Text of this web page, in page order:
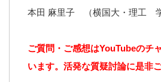
本田 麻里子 （横国大・理工 学
ご質問・ご感想はYouTubeのチ
います。 活発な質疑討論に是非